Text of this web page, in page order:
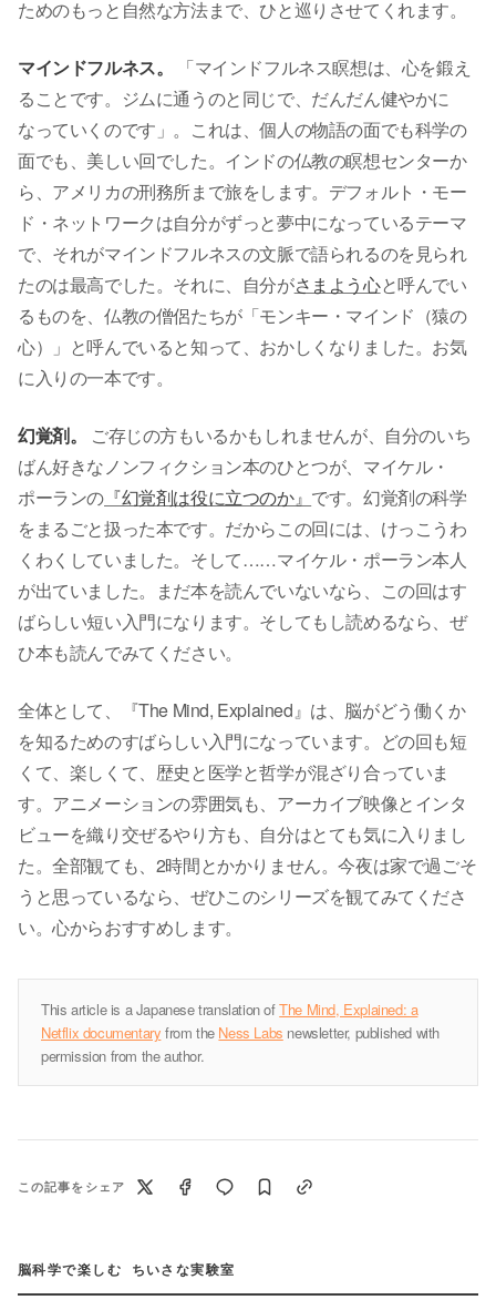
ためのもっと自然な方法まで、ひと巡りさせてくれます。
マインドフルネス。
「マインドフルネス瞑想は、心を鍛え
ることです。ジムに通うのと同じで、だんだん健やかに
なっていくのです」。これは、個人の物語の面でも科学の
面でも、美しい回でした。インドの仏教の瞑想センターか
ら、アメリカの刑務所まで旅をします。デフォルト・モー
ド・ネットワークは自分がずっと夢中になっているテーマ
で、それがマインドフルネスの文脈で語られるのを見られ
たのは最高でした。それに、自分がさまよう心と呼んでい
るものを、仏教の僧侶たちが「モンキー・マインド（猿の
心）」と呼んでいると知って、おかしくなりました。お気
に入りの一本です。
幻覚剤。
ご存じの方もいるかもしれませんが、自分のいち
ばん好きなノンフィクション本のひとつが、マイケル・
ポーランの 『幻覚剤は役に立つのか』 です。幻覚剤の科学
をまるごと扱った本です。だからこの回には、けっこうわ
くわくしていました。そして……マイケル・ポーラン本人
が出ていました。まだ本を読んでいないなら、この回はす
ばらしい短い入門になります。そしてもし読めるなら、ぜ
ひ本も読んでみてください。
全体として、『The Mind, Explained』は、脳がどう働くか
を知るためのすばらしい入門になっています。どの回も短
くて、楽しくて、歴史と医学と哲学が混ざり合っていま
す。アニメーションの雰囲気も、アーカイブ映像とインタ
ビューを織り交ぜるやり方も、自分はとても気に入りまし
た。全部観ても、2時間とかかりません。今夜は家で過ごそ
うと思っているなら、ぜひこのシリーズを観てみてくださ
い。心からおすすめします。
This article is a Japanese translation ofThe Mind, Explained: a
Netflix documentary from the Ness Labs newsletter, published with
permission from the author.
この記事をシェア
脳科学で楽しむ ちいさな実験室